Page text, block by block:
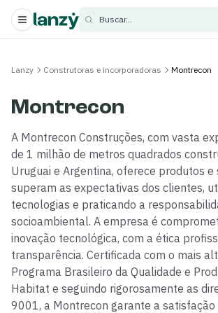
Buscar...
Lanzy Construtoras e incorporadoras Montrecon
Montrecon
A Montrecon Construções, com vasta
de 1 milhão de metros quadrados
Uruguai e Argentina, oferece produtos e
superam as expectativas dos clientes,
tecnologias e praticando a
socioambiental. A empresa é
inovação tecnológica, com a ética
transparência. Certificada com o mais
Programa Brasileiro da Qualidade e
Habitat e seguindo rigorosamente as
9001, a Montrecon garante a satisfação